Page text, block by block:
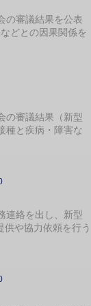
の審議結果を公表
どとの因果関係を
の審議結果（新型
種と疾病・障害な
連絡を出し、新型
や協力依頼を行う